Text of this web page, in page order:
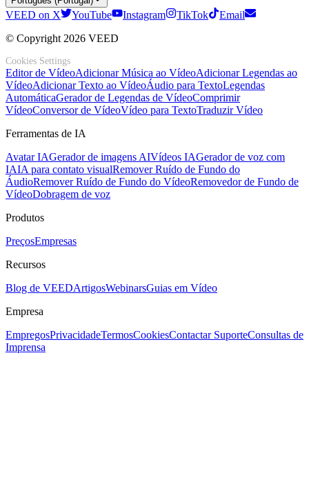
VEED on X YouTube Instagram TikTok
Email
© Copyright 2026 VEED
Cookies Settings
Editor de VídeoAdicionar Música ao VídeoAdicionar Legendas ao
VídeoAdicionar Texto ao VídeoÁudio para TextoLegendas
AutomáticaGerador de Legendas de VídeoComprimir
VídeoConversor de VídeoVídeo para TextoTraduzir Vídeo
Ferramentas de IA
Avatar IAGerador de imagens AIVídeos IAGerador de voz com
IAIA para contato visualRemover Ruído de Fundo do
ÁudioRemover Ruído de Fundo do VídeoRemovedor de Fundo de
VídeoDobragem de voz
Produtos
PreçosEmpresas
Recursos
Blog de VEEDArtigosWebinarsGuias em Vídeo
Empresa
EmpregosPrivacidadeTermosCookiesContactar SuporteConsultas de
Imprensa